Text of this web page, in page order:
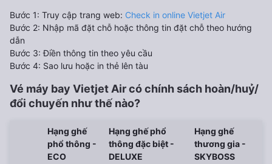
Bước 1: Truy cập trang web: Check in online Vietjet Air
Bước 2: Nhập mã đặt chỗ hoặc thông tin đặt chỗ theo hướng
dẫn
Bước 3: Điền thông tin theo yêu cầu
Bước 4: Sao lưu hoặc in thẻ lên tàu
Vé máy bay Vietjet Air có chính sách hoàn/huỷ/
đổi chuyến như thế nào?
Hạng ghế
phổ thông -
ECO
Hạng ghế phổ
thông đặc biệt -
DELUXE
Hạng ghế
thương gia -
SKYBOSS